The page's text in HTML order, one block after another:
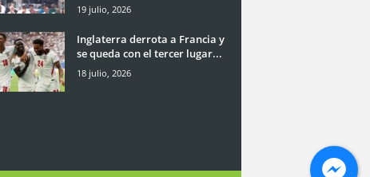
19 julio, 2026
Inglaterra derrota a Francia y
se queda con el tercer lugar...
18 julio, 2026